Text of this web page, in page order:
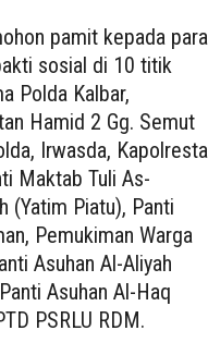
pamit kepada para
sosial di 10 titik
Polda Kalbar,
Hamid 2 Gg. Semut
Irwasda, Kapolresta
Maktab Tuli As-
(Yatim Piatu), Panti
Pemukiman Warga
Asuhan Al-Aliyah
Asuhan Al-Haq
PSRLU RDM.